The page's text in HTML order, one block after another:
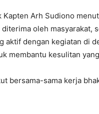
Kapten Arh Sudiono
oleh masyarakat,
aktif dengan kegiatan di
membantu kesulitan
bersama-sama kerja